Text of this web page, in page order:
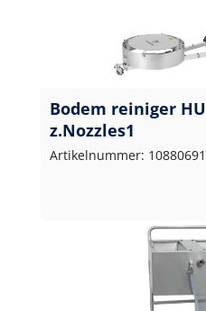
Bodem reiniger
z.Nozzles1
Artikelnummer: 10880691